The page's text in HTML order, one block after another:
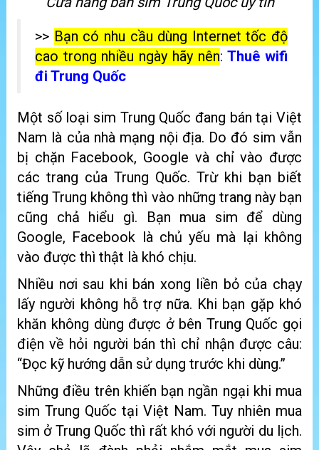
>> Bạn có nhu cầu dùng Internet tốc độ
cao trong nhiều ngày hãy nên: Thuê wifi
đi Trung Quốc
Một số loại sim Trung Quốc đang bán tại Việt
Nam là của nhà mạng nội địa. Do đó sim vẫn
bị chặn Facebook, Google và chỉ vào được
các trang của Trung Quốc. Trừ khi bạn biết
tiếng Trung không thì vào những trang này bạn
cũng chả hiểu gì. Bạn mua sim để dùng
Google, Facebook là chủ yếu mà lại không
vào được thì thật là khó chịu.
Nhiều nơi sau khi bán xong liền bỏ của chạy
lấy người không hỗ trợ nữa. Khi bạn gặp khó
khăn không dùng được ở bên Trung Quốc gọi
điện về hỏi người bán thì chỉ nhận được câu:
“Đọc kỹ hướng dẫn sử dụng trước khi dùng.”
Những điều trên khiến bạn ngần ngại khi mua
sim Trung Quốc tại Việt Nam. Tuy nhiên mua
sim ở Trung Quốc thì rất khó với người du lịch.